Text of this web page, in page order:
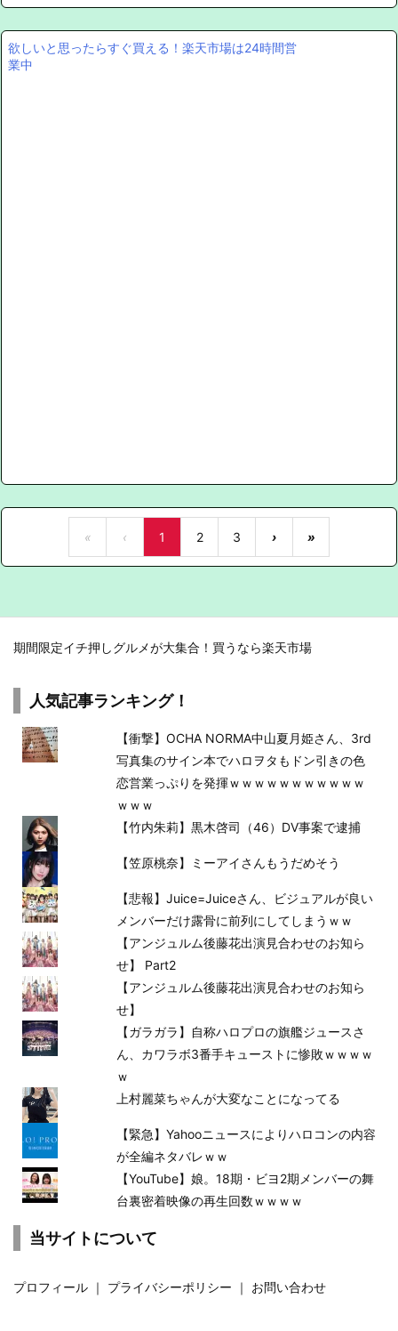
欲しいと思ったらすぐ買える！楽天市場は24時間営
業中
« ‹ 1 2 3 › »
期間限定イチ押しグルメが大集合！買うなら楽天市場
人気記事ランキング！
【衝撃】OCHA NORMA中山夏月姫さん、3rd
写真集のサイン本でハロヲタもドン引きの色
恋営業っぷりを発揮ｗｗｗｗｗｗｗｗｗｗｗ
ｗｗｗ
【竹内朱莉】黒木啓司（46）DV事案で逮捕
【笠原桃奈】ミーアイさんもうだめそう
【悲報】Juice=Juiceさん、ビジュアルが良い
メンバーだけ露骨に前列にしてしまうｗｗ
【アンジュルム後藤花出演見合わせのお知ら
せ】 Part2
【アンジュルム後藤花出演見合わせのお知ら
せ】
【ガラガラ】自称ハロプロの旗艦ジュースさ
ん、カワラボ3番手キューストに惨敗ｗｗｗｗ
ｗ
上村麗菜ちゃんが大変なことになってる
【緊急】Yahooニュースによりハロコンの内容
が全編ネタバレｗｗ
【YouTube】娘。18期・ビヨ2期メンバーの舞
台裏密着映像の再生回数ｗｗｗｗ
当サイトについて
プロフィール ｜ プライバシーポリシー ｜ お問い合わせ